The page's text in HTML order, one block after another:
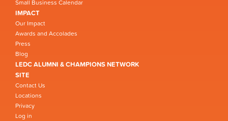
Small Business Calendar
IMPACT
Our Impact
Awards and Accolades
Press
Blog
LEDC ALUMNI & CHAMPIONS NETWORK
SITE
Contact Us
Locations
Privacy
Log in